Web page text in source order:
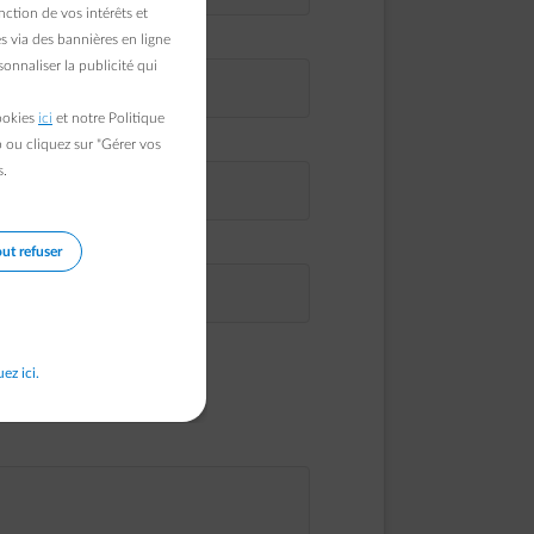
de vos intérêts et
via des bannières en ligne
la publicité qui
ici et notre Politique
ou cliquez sur "Gérer vos
refuser
ici.